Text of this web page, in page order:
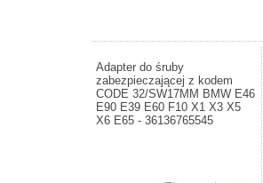
Adapter do śruby
zabezpieczającej z kodem
CODE 32/SW17MM BMW E46
E90 E39 E60 F10 X1 X3 X5
X6 E65 - 36136765545